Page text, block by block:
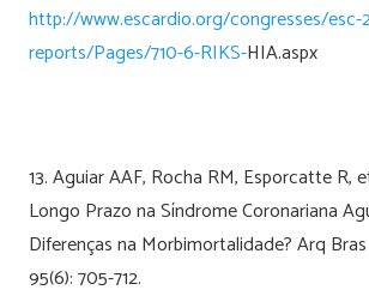
http://www.escardio.org/congresses/
reports/Pages/710-6-RIKS-HIA.aspx
13. Aguiar AAF, Rocha RM, Esporcatte R,
Longo Prazo na Síndrome Coronariana
Diferenças na Morbimortalidade? Arq
95(6): 705-712.